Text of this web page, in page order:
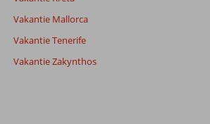
Vakantie Mallorca
Vakantie Tenerife
Vakantie Zakynthos